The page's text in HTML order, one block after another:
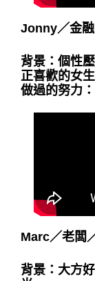
Jonny／金
背景：個性
正喜歡的女生
做過的努力
Marc／老闆
背景：大方